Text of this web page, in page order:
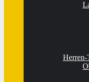
Herren-